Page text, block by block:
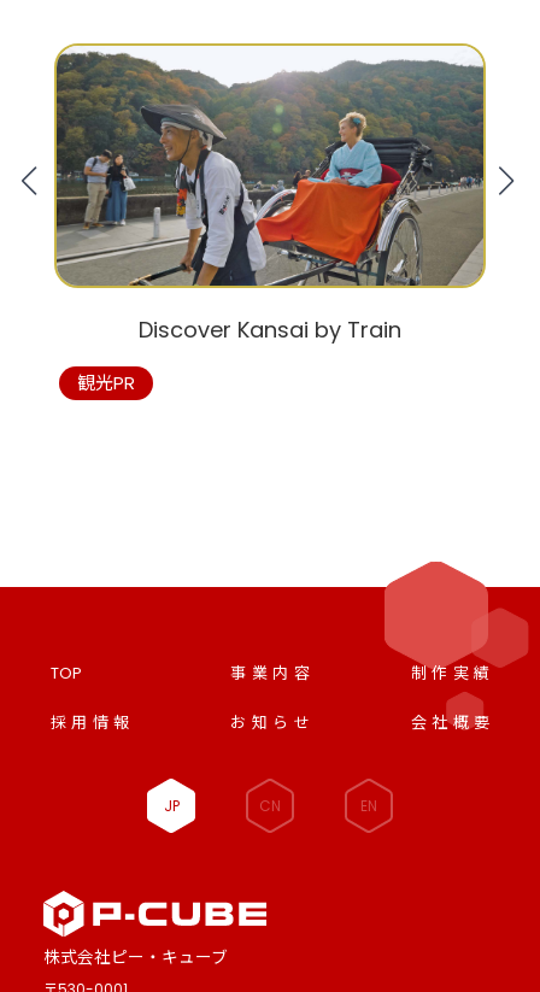
Discover Kansai by Train
観光PR
JP CN EN
株式会社ピー・キューブ
TOP 事業内容 制作実績
採用情報 お知らせ 会社概要